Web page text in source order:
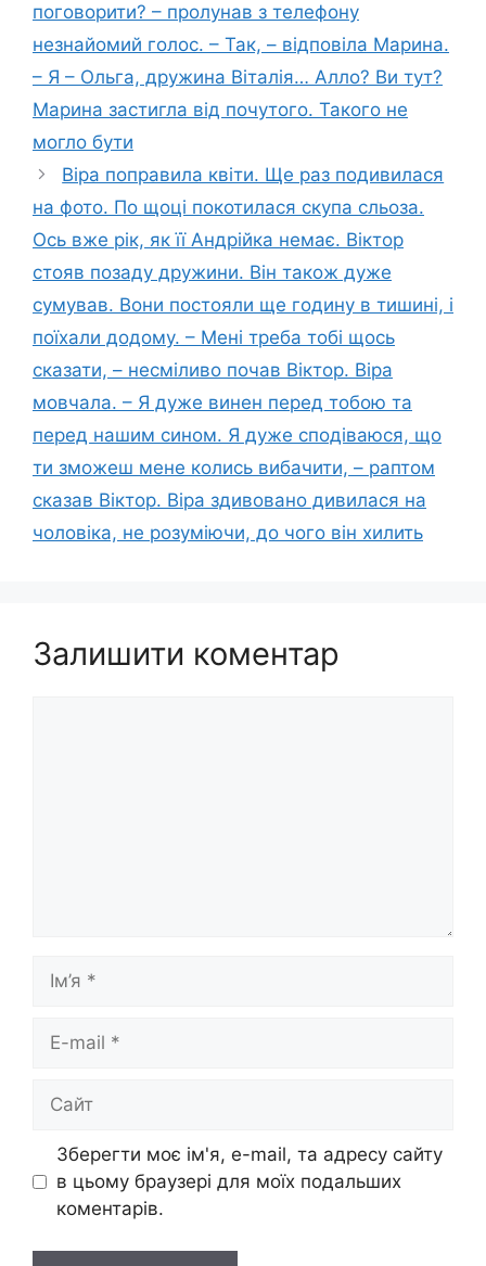
поговорити? – пролунав з телефону
незнайомий голос. – Так, – відповіла Марина.
– Я – Ольга, дружина Віталія… Алло? Ви тут?
Марина застигла від почутого. Такого не
могло бути
Віра поправила квіти. Ще раз подивилася
на фото. По щоці покотилася скупа сльоза.
Ось вже рік, як її Андрійка немає. Віктор
стояв позаду дружини. Він також дуже
сумував. Вони постояли ще годину в тишині, і
поїхали додому. – Мені треба тобі щось
сказати, – несміливо почав Віктор. Віра
мовчала. – Я дуже винен перед тобою та
перед нашим сином. Я дуже сподіваюся, що
ти зможеш мене колись вибачити, – раптом
сказав Віктор. Віра здивовано дивилася на
чоловіка, не розуміючи, до чого він хилить
Залишити коментар
Ім’я
Сайт
Зберегти моє ім'я, e-mail, та адресу сайту
в цьому браузері для моїх подальших
коментарів.